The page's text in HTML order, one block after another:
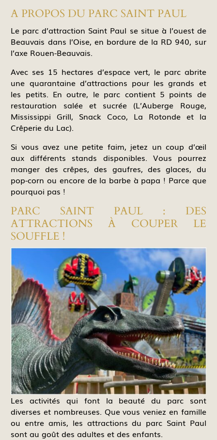
A PROPOS DU PARC SAINT PAUL
Le parc d’attraction Saint Paul se situe à l’ouest de
Beauvais dans l’Oise, en bordure de la RD 940, sur
l’axe Rouen-Beauvais.
Avec ses 15 hectares d’espace vert, le parc abrite
une quarantaine d’attractions pour les grands et
les petits. En outre, le parc contient 5 points de
restauration salée et sucrée (L’Auberge Rouge,
Mississippi Grill, Snack Coco, La Rotonde et la
Crêperie du Lac).
Si vous avez une petite faim, jetez un coup d’œil
aux différents stands disponibles. Vous pourrez
manger des crêpes, des gaufres, des glaces, du
pop-corn ou encore de la barbe à papa ! Parce que
pourquoi pas !
PARC SAINT PAUL : DES
ATTRACTIONS À COUPER LE
SOUFFLE !
Les activités qui font la beauté du parc sont
diverses et nombreuses. Que vous veniez en famille
ou entre amis, les attractions du parc Saint Paul
sont au goût des adultes et des enfants.